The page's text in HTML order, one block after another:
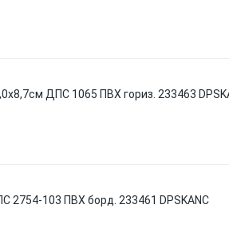
ДПС 1065 ПВХ гориз. 233463
2754-103 ПВХ борд. 233461 DPSKANC